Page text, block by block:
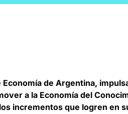
de Argentina,
a la Economía del
incrementos que logren en